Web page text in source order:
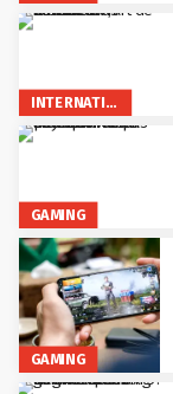
INTERNATIONAL
GAMING
GAMING